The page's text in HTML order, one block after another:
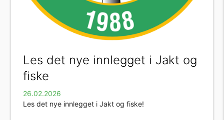
Les det nye innlegget i Jakt og
fiske
26.02.2026
Les det nye innlegget i Jakt og fiske!